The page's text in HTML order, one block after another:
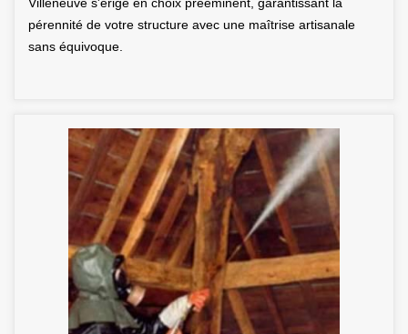
pérennité de votre structure avec une maîtrise artisanale
sans équivoque.